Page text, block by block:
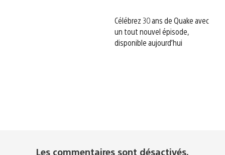
Célébrez 30 ans de Quake avec
un tout nouvel épisode,
disponible aujourd’hui
Les commentaires sont désactivés.